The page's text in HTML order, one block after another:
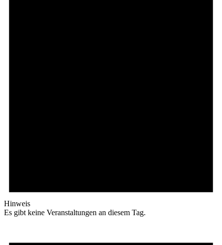
Hinweis
Es gibt keine Veranstaltungen an diesem Tag.